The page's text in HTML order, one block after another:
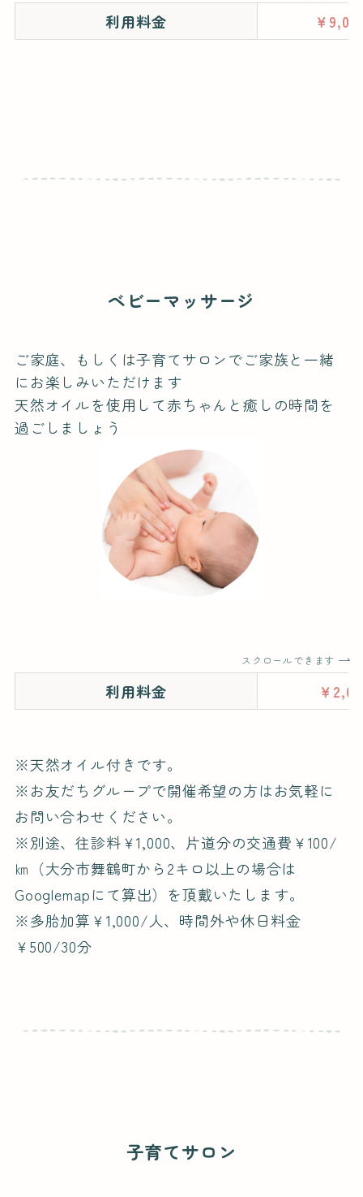
利用料金 ￥
ベビーマッサージ
ご家庭、もしくは子育てサロンでご家族と一緒
にお楽しみいただけます
天然オイルを使用して赤ちゃんと癒しの時間を
過ごしましょう
スクロールできます
利用料金 ￥
※天然オイル付きです。
※お友だちグループで開催希望の方はお気軽に
お問い合わせください。
※別途、往診料￥1,000、片道分の交通費￥100/
㎞（大分市舞鶴町から2キロ以上の場合は
Googlemapにて算出）を頂戴いたします。
※多胎加算￥1,000/人、時間外や休日料金
￥500/30分
子育てサロン